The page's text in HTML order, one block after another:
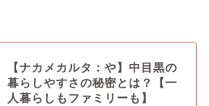
【ナカメカルタ：や】中目黒の
暮らしやすさの秘密とは？【一
人暮らしもファミリーも】